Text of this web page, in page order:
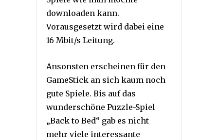
downloaden kann.
Vorausgesetzt wird dabei eine
16 Mbit/s Leitung.
Ansonsten erscheinen für den
GameStick an sich kaum noch
gute Spiele. Bis auf das
wunderschöne Puzzle-Spiel
„Back to Bed“ gab es nicht
mehr viele interessante